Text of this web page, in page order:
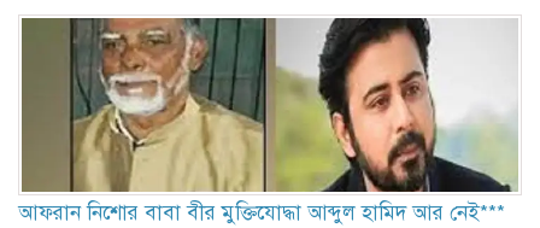
আফরান নিশোর বাবা বীর মুক্তিযোদ্ধা আব্দুল হামিদ আর নেই***